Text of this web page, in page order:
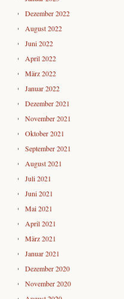
Dezember 2022
August 2022
Juni 2022
April 2022
März 2022
Januar 2022
Dezember 2021
November 2021
Oktober 2021
September 2021
August 2021
Juli 2021
Juni 2021
Mai 2021
April 2021
März 2021
Januar 2021
Dezember 2020
November 2020